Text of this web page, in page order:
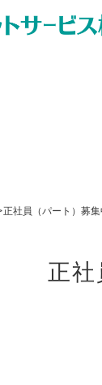
正社員（パート）募集
正